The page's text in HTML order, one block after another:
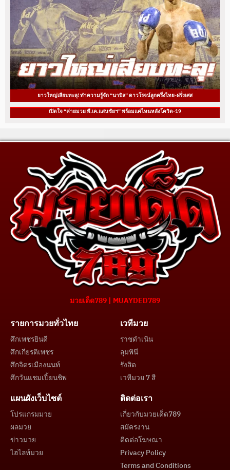
ยาวใหญ่เสียบทะลุ! ทำความรู้จัก “นาบิล” ดาวโรจน์ลูกครึ่งไทย-ฝรั่งเศส
เปิดใจ “ค่ายมวย พี.เค.แสนชัยฯ” พร้อมแค่ไหนหลังโควิด-19
มวยเด็ด789 | MUAYDED789
รายการมวยทั่วไทย
ศึกเพชรยินดี
ศึกเกียรติเพชร
ศึกจิตรเมืองนนท์
ศึกวันแชมเปี้ยนชิพ
เวทีมวย
ราชดำเนิน
ลุมพินี
รังสิต
เวทีมวย 7 สี
แผนผังเว็บไซต์
โปรแกรมมวย
ผลมวย
ข่าวมวย
ไฮไลท์มวย
ติดต่อเรา
เกี่ยวกับมวยเด็ด789
สมัครงาน
ติดต่อโฆษณา
Privacy Policy
Terms and Conditions